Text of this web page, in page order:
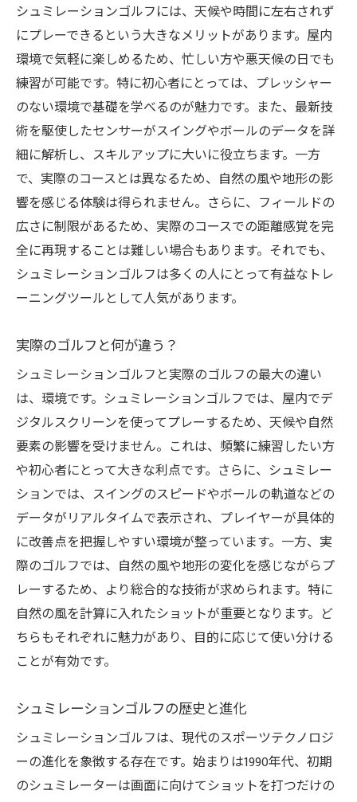
自分のペースで進めるスキルアップ
コーチングを受けることで得られる成果
リアルタイムでのフィードバックの重要性
継続的な練習で強くなる精神力
シュミレーションゴルフでゴルフライフを新次
元へ
新しいゴルフ仲間と出会うチャンス
ゴルフを通じた新しいライフスタイルの提
案
家族とのコミュニケーションを深める場
趣味としてのゴルフの幅を広げる
コンペティションを通じた自己成長
自由なスタイルで楽しむシュミレーションゴル
フの世界
自分だけのプレースタイルを見つける
友人や家族と楽しむ新しいレジャー
様々なシミュレーションコースを攻略
ルールに縛られない自由な体験
パーソナルゴールに合わせた楽しみ方
多様なスタイルを可能にする最新技術
科学的アプローチで腕を磨くシュミレーション
ゴルフの実力
データに基づくトレーニングの効果
専門家による分析とアドバイス
トレーニングプランのカスタマイズ方法
科学的根拠に基づくスキル向上法
結果を出すための継続的な取り組み
シュミレーションゴルフには、天候や時間に左右されず
にプレーできるという大きなメリットがあります。屋内
環境で気軽に楽しめるため、忙しい方や悪天候の日でも
練習が可能です。特に初心者にとっては、プレッシャー
のない環境で基礎を学べるのが魅力です。また、最新技
術を駆使したセンサーがスイングやボールのデータを詳
細に解析し、スキルアップに大いに役立ちます。一方
で、実際のコースとは異なるため、自然の風や地形の影
響を感じる体験は得られません。さらに、フィールドの
広さに制限があるため、実際のコースでの距離感覚を完
全に再現することは難しい場合もあります。それでも、
シュミレーションゴルフは多くの人にとって有益なトレ
ーニングツールとして人気があります。
実際のゴルフと何が違う？
シュミレーションゴルフと実際のゴルフの最大の違い
は、環境です。シュミレーションゴルフでは、屋内でデ
ジタルスクリーンを使ってプレーするため、天候や自然
要素の影響を受けません。これは、頻繁に練習したい方
や初心者にとって大きな利点です。さらに、シュミレー
ションでは、スイングのスピードやボールの軌道などの
データがリアルタイムで表示され、プレイヤーが具体的
に改善点を把握しやすい環境が整っています。一方、実
際のゴルフでは、自然の風や地形の変化を感じながらプ
レーするため、より総合的な技術が求められます。特に
自然の風を計算に入れたショットが重要となります。ど
ちらもそれぞれに魅力があり、目的に応じて使い分ける
ことが有効です。
シュミレーションゴルフの歴史と進化
シュミレーションゴルフは、現代のスポーツテクノロジ
ーの進化を象徴する存在です。始まりは1990年代、初期
のシュミレーターは画面に向けてショットを打つだけの